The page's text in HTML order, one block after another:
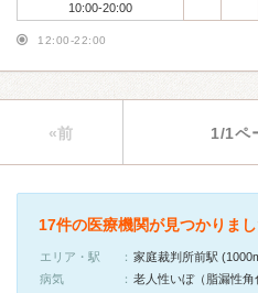
10:00-20:00
12:00-22:00
«前 1/1ペ
17件の医療機関が見つかりま
エリア・駅
家庭裁判所前駅
病気
老人性いぼ（脂漏性角